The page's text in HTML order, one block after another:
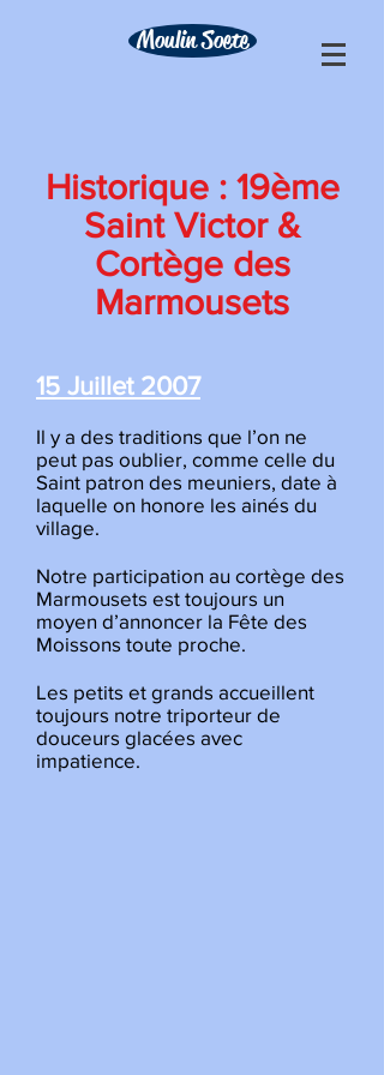
Moulin Soete
Historique : 19ème
Saint Victor &
Cortège des
Marmousets
15 Juillet 2007
Il y a des traditions que l’on ne
peut pas oublier, comme celle du
Saint patron des meuniers, date à
laquelle on honore les ainés du
village.
Notre participation au cortège des
Marmousets est toujours un
moyen d’annoncer la Fête des
Moissons toute proche.
Les petits et grands accueillent
toujours notre triporteur de
douceurs glacées avec
impatience.